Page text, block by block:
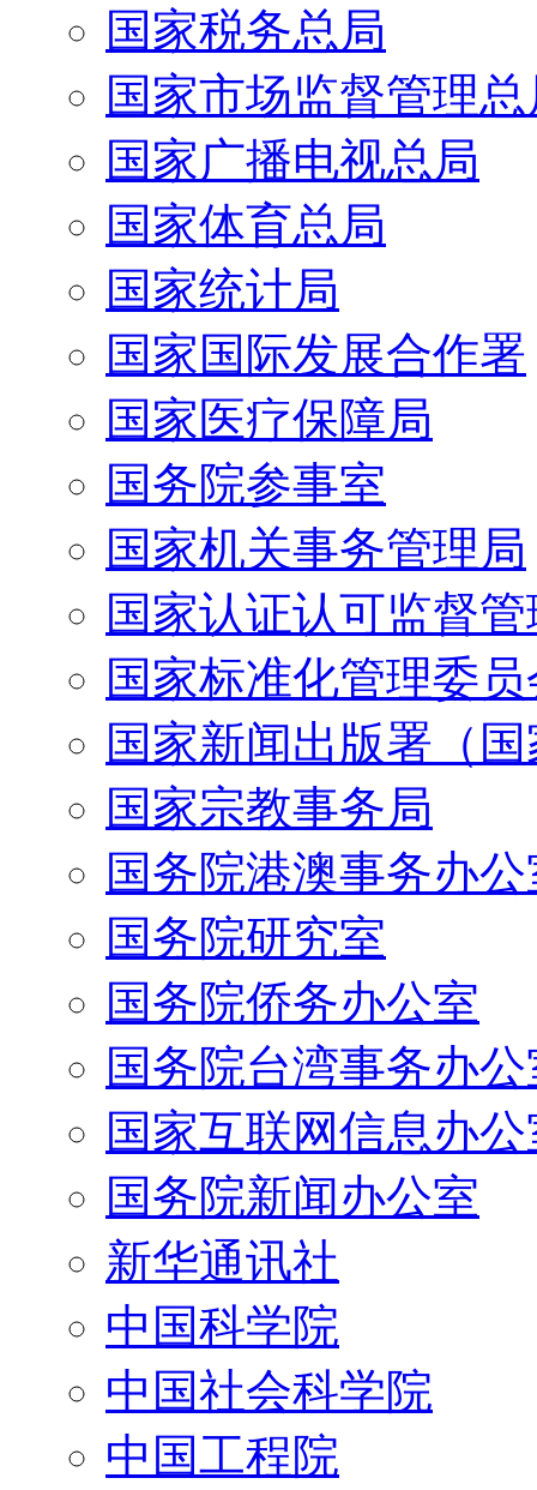
国家税务总局
国家市场监督管理
国家广播电视总局
国家体育总局
国家统计局
国家国际发展合作署
国家医疗保障局
国务院参事室
国家机关事务管理局
国家认证认可监督
国家标准化管理委
国家新闻出版署（
国家宗教事务局
国务院港澳事务办
国务院研究室
国务院侨务办公室
国务院台湾事务办
国家互联网信息办
国务院新闻办公室
新华通讯社
中国科学院
中国社会科学院
中国工程院